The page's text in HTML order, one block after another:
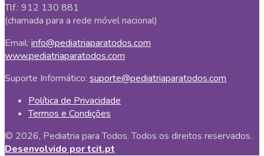
Tlf.: 912 130 881
(chamada para a rede móvel nacional)
Email: info@pediatriaparatodos.com
www.pediatriaparatodos.com
Suporte Informático: suporte@pediatriaparatodos.com
Política de Privacidade
Termos e Condições
© 2026, Pediatria para Todos. Todos os direitos reservados.
Desenvolvido por tcit.pt